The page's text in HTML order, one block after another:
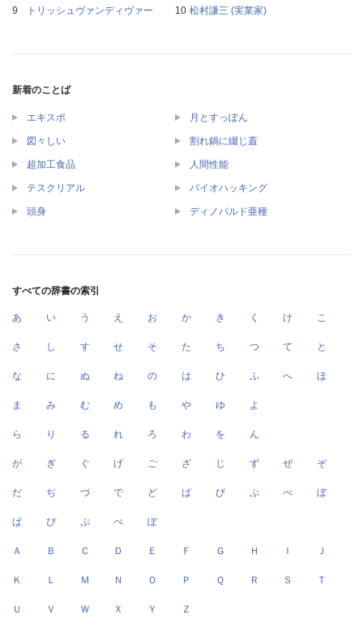
トリッシュヴァンディヴァー
松村謙三 (実業家)
新着のことば
エキスポ 月とすっぽん
図々しい 割れ鍋に綴じ蓋
超加工食品 人間性能
テスクリアル バイオハッキング
頭身 ディノバルド亜種
すべての辞書の索引
あ い う え お か き く け こ
さ し す せ そ た ち つ て と
な に ぬ ね の は ひ ふ へ ほ
ま み む め も や ゆ よ
ら り る れ ろ わ を ん
が ぎ ぐ げ ご ざ じ ず ぜ ぞ
だ ぢ づ で ど ば び ぶ べ ぼ
ぱ ぴ ぷ ぺ ぽ
Ａ Ｂ Ｃ Ｄ Ｅ Ｆ Ｇ Ｈ Ｉ Ｊ
Ｋ Ｌ Ｍ Ｎ Ｏ Ｐ Ｑ Ｒ Ｓ Ｔ
Ｕ Ｖ Ｗ Ｘ Ｙ Ｚ